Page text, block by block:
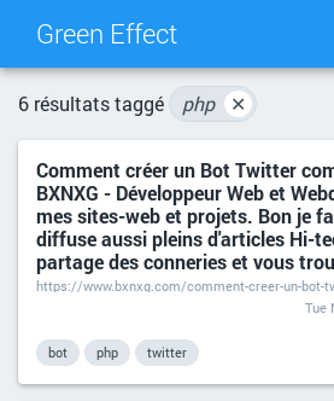
Green Effect
NUAGE DE TAGS
QUOTIDIEN
6 résultats taggé php ✕
Comment créer un Bot Twitter
BXNXG - Développeur Web et
mes sites-web et projets. Bon je
diffuse aussi pleins d'articles Hi-
partage des conneries et vous
https://www.bxnxg.com/comment-creer-un-bot-
Tue
bot php twitter